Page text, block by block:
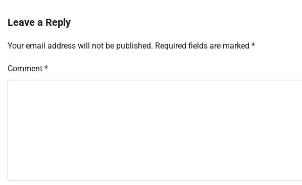
Leave a Reply
Your email address will not be published. Required fields are marked *
Comment *